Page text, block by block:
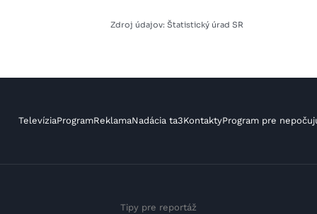
Zdroj údajov: Štatistický úrad SR
TelevíziaProgramReklamaNadácia ta3KontaktyProgram pre
Tipy pre reportáž